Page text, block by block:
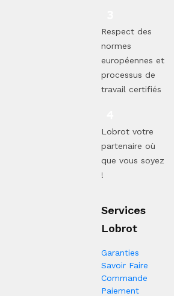
Respect des
normes
européennes et
processus de
travail certifiés
Lobrot votre
partenaire où
que vous soyez
!
Services
Lobrot
Garanties
Savoir Faire
Commande
Paiement